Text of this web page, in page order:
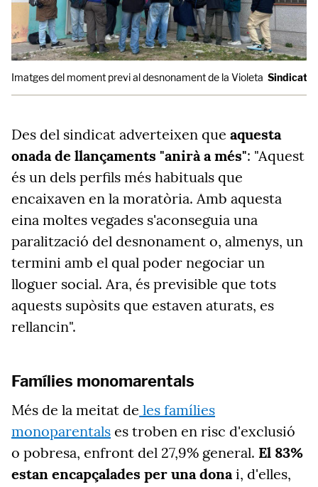
Imatges del moment previ al desnonament de la Violeta Sindicato
Des del sindicat adverteixen que aquesta
onada de llançaments "anirà a més": "Aquest
és un dels perfils més habituals que
encaixaven en la moratòria. Amb aquesta
eina moltes vegades s'aconseguia una
paralització del desnonament o, almenys, un
termini amb el qual poder negociar un
lloguer social. Ara, és previsible que tots
aquests supòsits que estaven aturats, es
rellancin".
Famílies monomarentals
Més de la meitat de les famílies
monoparentals es troben en risc d'exclusió
o pobresa, enfront del 27,9% general. El 83%
estan encapçalades per una donai, d'elles,